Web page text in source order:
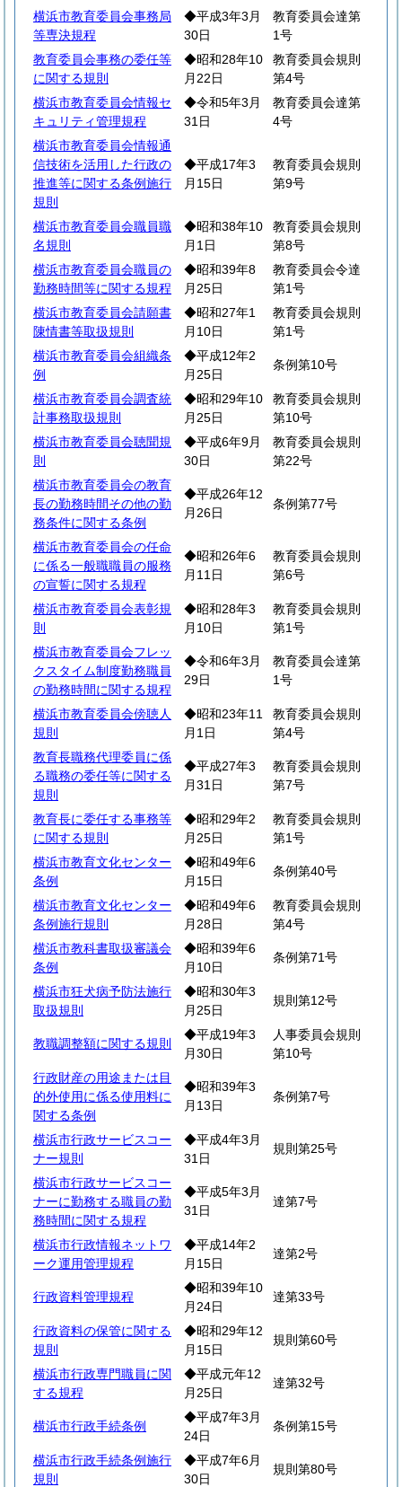
横浜市教育委員会事務局
等専決規程
◆平成3年3月
30日
教育委員会達第
1号
教育委員会事務の委任等
に関する規則
◆昭和28年10
月22日
教育委員会規則
第4号
横浜市教育委員会情報セ
キュリティ管理規程
◆令和5年3月
31日
教育委員会達第
4号
横浜市教育委員会情報通
信技術を活用した行政の
推進等に関する条例施行
規則
◆平成17年3
月15日
教育委員会規則
第9号
横浜市教育委員会職員職
名規則
◆昭和38年10
月1日
教育委員会規則
第8号
横浜市教育委員会職員の
勤務時間等に関する規程
◆昭和39年8
月25日
教育委員会令達
第1号
横浜市教育委員会請願書
陳情書等取扱規則
◆昭和27年1
月10日
教育委員会規則
第1号
横浜市教育委員会組織条
例
◆平成12年2
月25日
条例第10号
横浜市教育委員会調査統
計事務取扱規則
◆昭和29年10
月25日
教育委員会規則
第10号
横浜市教育委員会聴聞規
則
◆平成6年9月
30日
教育委員会規則
第22号
横浜市教育委員会の教育
長の勤務時間その他の勤
務条件に関する条例
◆平成26年12
月26日
条例第77号
横浜市教育委員会の任命
に係る一般職職員の服務
の宣誓に関する規程
◆昭和26年6
月11日
教育委員会規則
第6号
横浜市教育委員会表彰規
則
◆昭和28年3
月10日
教育委員会規則
第1号
横浜市教育委員会フレッ
クスタイム制度勤務職員
の勤務時間に関する規程
◆令和6年3月
29日
教育委員会達第
1号
横浜市教育委員会傍聴人
規則
◆昭和23年11
月1日
教育委員会規則
第4号
教育長職務代理委員に係
る職務の委任等に関する
規則
◆平成27年3
月31日
教育委員会規則
第7号
教育長に委任する事務等
に関する規則
◆昭和29年2
月25日
教育委員会規則
第1号
横浜市教育文化センター
条例
◆昭和49年6
月15日
条例第40号
横浜市教育文化センター
条例施行規則
◆昭和49年6
月28日
教育委員会規則
第4号
横浜市教科書取扱審議会
条例
◆昭和39年6
月10日
条例第71号
横浜市狂犬病予防法施行
取扱規則
◆昭和30年3
月25日
規則第12号
教職調整額に関する規則
◆平成19年3
月30日
人事委員会規則
第10号
行政財産の用途または目
的外使用に係る使用料に
関する条例
◆昭和39年3
月13日
条例第7号
横浜市行政サービスコー
ナー規則
◆平成4年3月
31日
規則第25号
横浜市行政サービスコー
ナーに勤務する職員の勤
務時間に関する規程
◆平成5年3月
31日
達第7号
横浜市行政情報ネットワ
ーク運用管理規程
◆平成14年2
月15日
達第2号
行政資料管理規程
◆昭和39年10
月24日
達第33号
行政資料の保管に関する
規則
◆昭和29年12
月15日
規則第60号
横浜市行政専門職員に関
する規程
◆平成元年12
月25日
達第32号
横浜市行政手続条例
◆平成7年3月
24日
条例第15号
横浜市行政手続条例施行
規則
◆平成7年6月
30日
規則第80号